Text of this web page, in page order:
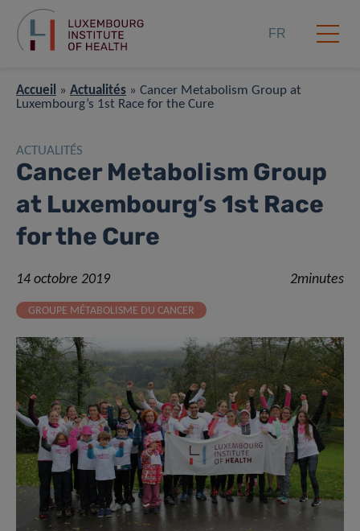
FR
Accueil » Actualités » Cancer Metabolism Group at
Luxembourg’s 1st Race for the Cure
ACTUALITÉS
Cancer Metabolism Group
at Luxembourg’s 1st Race
for the Cure
14 octobre 2019 2minutes
GROUPE MÉTABOLISME DU CANCER